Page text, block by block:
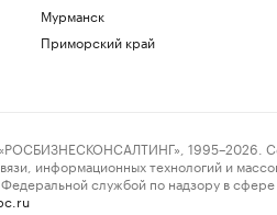
Мурманск
Приморский край
1995–2026.
информационных технологий и
службой по надзору в